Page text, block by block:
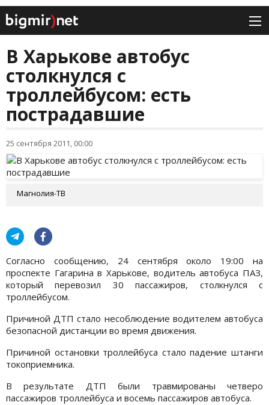
В Харькове автобус
столкнулся с
троллейбусом: есть
пострадавшие
25 сентября 2011, 00:00
Магнолия-ТВ
Согласно сообщению, 24 сентября около 19:00 на
проспекте Гагарина в Харькове, водитель автобуса ПАЗ,
который перевозил 30 пассажиров, столкнулся с
троллейбусом.
Причиной ДТП стало несоблюдение водителем автобуса
безопасной дистанции во время движения.
Причиной остановки троллейбуса стало падение штанги
токоприемника.
В результате ДТП были травмированы четверо
пассажиров троллейбуса и восемь пассажиров автобуса.